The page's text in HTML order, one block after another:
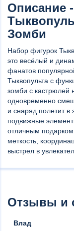
Описание
Зомби
Набор фигурок
это весёлый и
фанатов
Тыквопульта с
зомби с кастрюлей
одновременно
и снаряд полетит в
подвижные
отличным подарком
меткость,
выстрел в
Отзывы и
Влад